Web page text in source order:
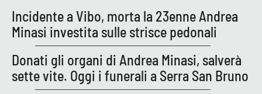
Buona Sanità Calabria
LA
CALABRIAVISIONE
Incidente a Vibo, morta la 23enne Andrea
Minasi investita sulle strisce pedonali
Donati gli organi di Andrea Minasi, salverà
sette vite. Oggi i funerali a Serra San Bruno